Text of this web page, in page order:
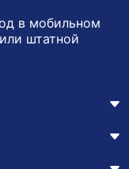
в мобильном
штатной